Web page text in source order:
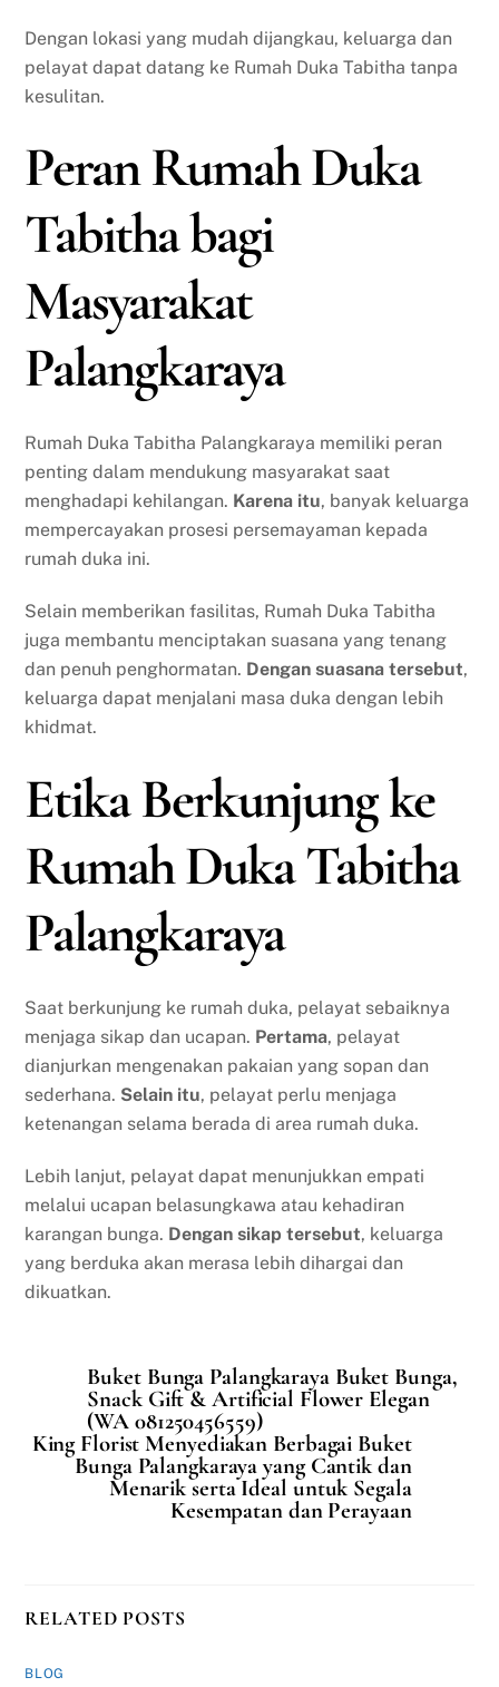
Dengan lokasi yang mudah dijangkau, keluarga dan
pelayat dapat datang ke Rumah Duka Tabitha tanpa
kesulitan.
Peran Rumah Duka
Tabitha bagi
Masyarakat
Palangkaraya
Rumah Duka Tabitha Palangkaraya memiliki peran
penting dalam mendukung masyarakat saat
menghadapi kehilangan. Karena itu, banyak keluarga
mempercayakan prosesi persemayaman kepada
rumah duka ini.
Selain memberikan fasilitas, Rumah Duka Tabitha
juga membantu menciptakan suasana yang tenang
dan penuh penghormatan. Dengan suasana tersebut,
keluarga dapat menjalani masa duka dengan lebih
khidmat.
Etika Berkunjung ke
Rumah Duka Tabitha
Palangkaraya
Saat berkunjung ke rumah duka, pelayat sebaiknya
menjaga sikap dan ucapan. Pertama, pelayat
dianjurkan mengenakan pakaian yang sopan dan
sederhana. Selain itu, pelayat perlu menjaga
ketenangan selama berada di area rumah duka.
Lebih lanjut, pelayat dapat menunjukkan empati
melalui ucapan belasungkawa atau kehadiran
karangan bunga. Dengan sikap tersebut, keluarga
yang berduka akan merasa lebih dihargai dan
dikuatkan.
Buket Bunga Palangkaraya Buket Bunga,
Snack Gift & Artificial Flower Elegan
(WA 081250456559)
King Florist Menyediakan Berbagai Buket
Bunga Palangkaraya yang Cantik dan
Menarik serta Ideal untuk Segala
Kesempatan dan Perayaan
RELATED POSTS
BLOG